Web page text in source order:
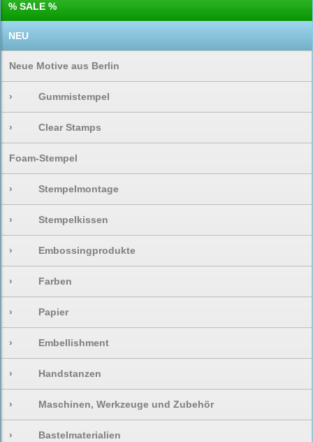
% SALE %
NEU
Neue Motive aus Berlin
› Gummistempel
› Clear Stamps
Foam-Stempel
› Stempelmontage
› Stempelkissen
› Embossingprodukte
› Farben
› Papier
› Embellishment
› Handstanzen
› Maschinen, Werkzeuge und Zubehör
› Bastelmaterialien